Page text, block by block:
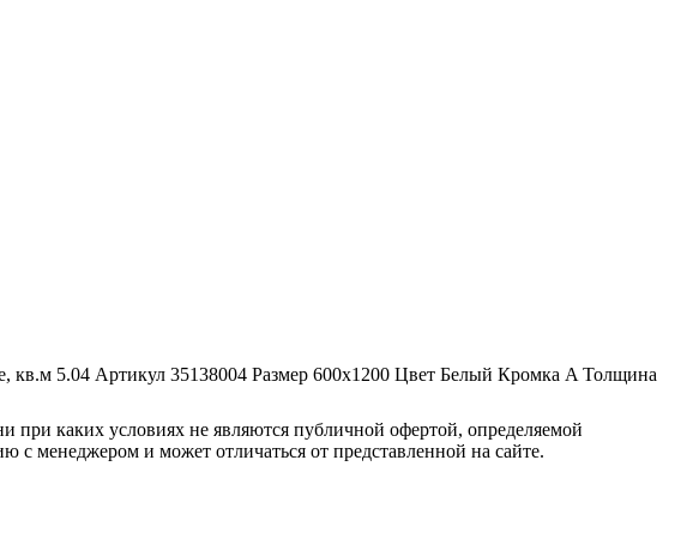
кв.м 5.04 Артикул 35138004 Размер 600x1200 Цвет Белый Кромка A Толщина
каких условиях не являются публичной офертой, определяемой
с менеджером и может отличаться от представленной на сайте.